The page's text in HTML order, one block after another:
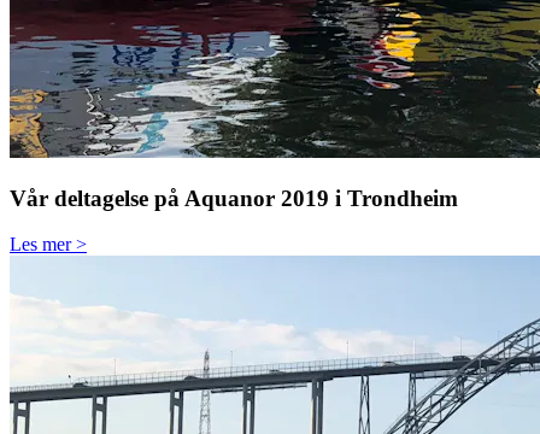
Vår deltagelse på Aquanor 2019 i Trondheim
Les mer >